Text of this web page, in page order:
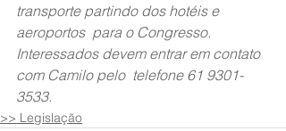
transporte partindo dos hotéis e
aeroportos  para o Congresso.
Interessados devem entrar em contato
com Camilo pelo  telefone 61 9301-
3533.
>> Legislação